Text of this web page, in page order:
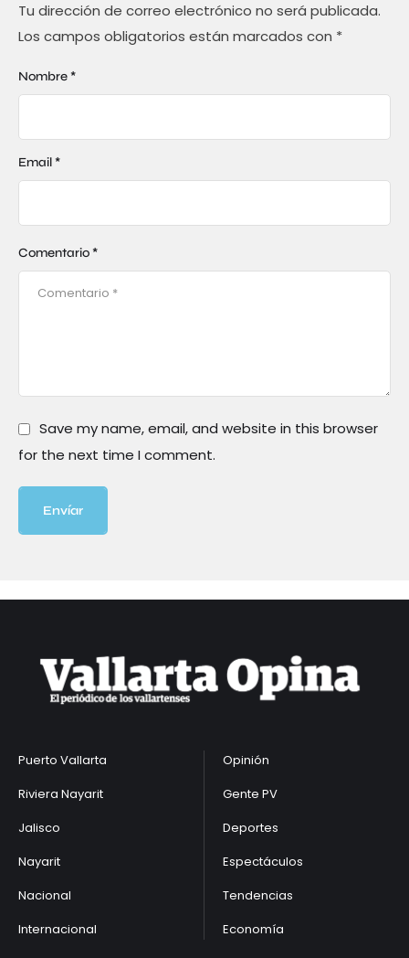
Tu dirección de correo electrónico no será publicada.
Los campos obligatorios están marcados con *
Comentario *
Nombre *
Email *
Save my name, email, and website in this browser
for the next time I comment.
Envíar
Puerto Vallarta
Riviera Nayarit
Jalisco
Nayarit
Nacional
Internacional
Opinión
Gente PV
Deportes
Espectáculos
Tendencias
Economía